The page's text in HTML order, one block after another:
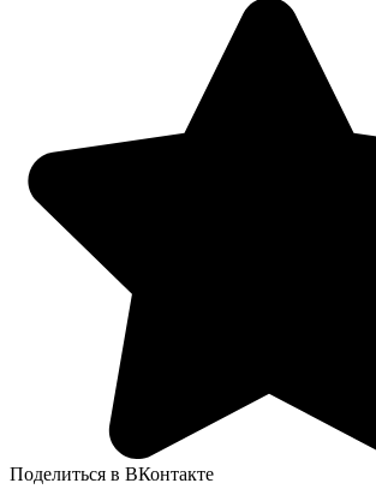
Поделиться в ВКонтакте